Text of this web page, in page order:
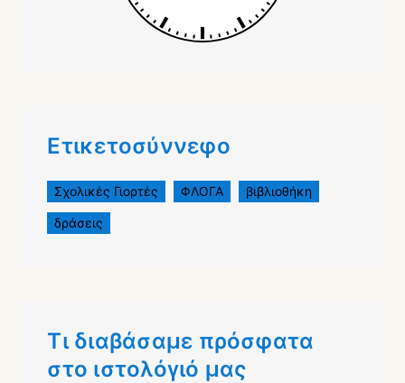
Ετικετοσύννεφο
Σχολικές Γιορτές ΦΛΟΓΑ βιβλιοθήκη
δράσεις
Τι διαβάσαμε πρόσφατα
στο ιστολόγιό μας